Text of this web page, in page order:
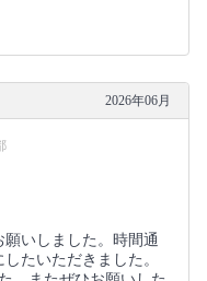
2026年06月
いしました。時間通
たいただきました。